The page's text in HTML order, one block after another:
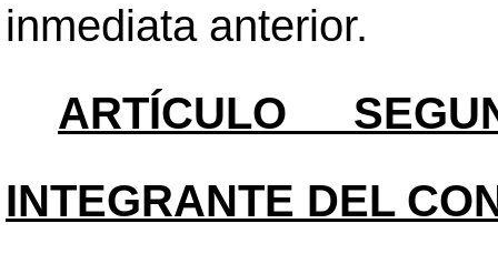
inmediata anterior.
ARTÍCULO
INTEGRANTE DEL